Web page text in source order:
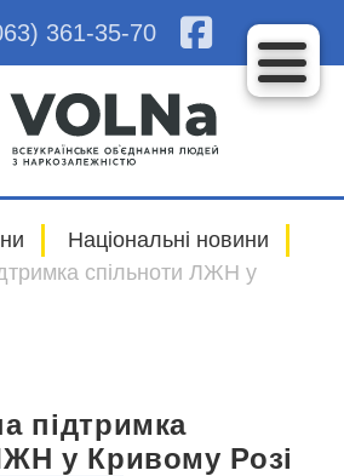
361-35-70
Національні новини
спільноти ЛЖН у
підтримка
у Кривому Розі